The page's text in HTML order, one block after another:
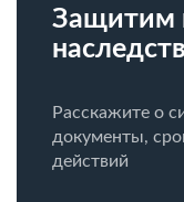
Защитим
Расскажите о
документы,
действий